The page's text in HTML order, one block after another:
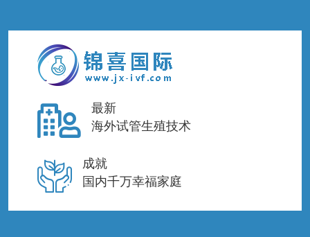
最新
海外试管生殖技术
成就
国内千万幸福家庭